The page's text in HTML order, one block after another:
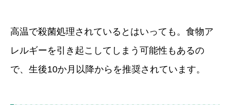
高温で殺菌処理されているとはいっても。食物ア
レルギーを引き起こしてしまう可能性もあるの
で、生後10か月以降からを推奨されています。